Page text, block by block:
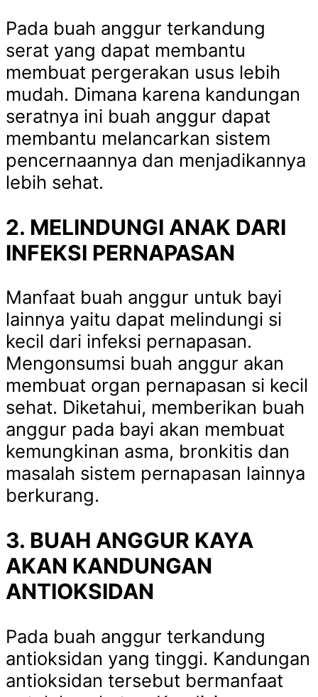
Pada buah anggur terkandung
serat yang dapat membantu
membuat pergerakan usus lebih
mudah. Dimana karena kandungan
seratnya ini buah anggur dapat
membantu melancarkan sistem
pencernaannya dan menjadikannya
lebih sehat.
2. MELINDUNGI ANAK DARI
INFEKSI PERNAPASAN
Manfaat buah anggur untuk bayi
lainnya yaitu dapat melindungi si
kecil dari infeksi pernapasan.
Mengonsumsi buah anggur akan
membuat organ pernapasan si kecil
sehat. Diketahui, memberikan buah
anggur pada bayi akan membuat
kemungkinan asma, bronkitis dan
masalah sistem pernapasan lainnya
berkurang.
3. BUAH ANGGUR KAYA
AKAN KANDUNGAN
ANTIOKSIDAN
Pada buah anggur terkandung
antioksidan yang tinggi. Kandungan
antioksidan tersebut bermanfaat